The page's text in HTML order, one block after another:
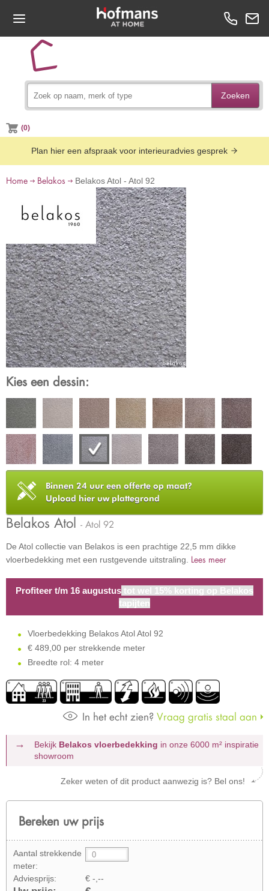
Zoeken
(0)
Plan hier een afspraak voor interieuradvies gesprek
Home Belakos Belakos Atol - Atol 92
Kies een dessin:
Binnen 24 uur een offerte op maat?
Upload hier uw plattegrond
Belakos Atol - Atol 92
De Atol collectie van Belakos is een prachtige 22,5 mm dikke
vloerbedekking met een rustgevende uitstraling. Lees meer
Profiteer t/m 16 augustus tot wel 15% korting op Belakos
tapijten
Vloerbedekking Belakos Atol Atol 92
€ 489,00 per strekkende meter
Breedte rol: 4 meter
In het echt zien? Vraag gratis staal aan
Bekijk Belakos vloerbedekking in onze 6000 m² inspiratie
showroom
Zeker weten of dit product aanwezig is? Bel ons!
Bereken uw prijs
Aantal strekkende
meter:
Adviesprijs:
€ -,--